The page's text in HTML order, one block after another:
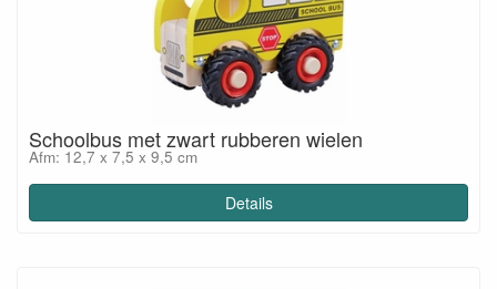
Schoolbus met zwart rubberen wielen
Afm: 12,7 x 7,5 x 9,5 cm
Details